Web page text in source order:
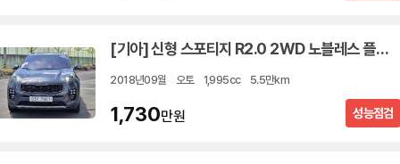
[기아] 신형 스포티지 R2.0 2WD 노블레스 플러스
2018년09월 오토 1,995cc 5.5만km
성능점검
1,730만원